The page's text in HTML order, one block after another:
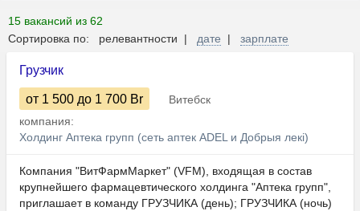
15 вакансий из 62
Сортировка по: релевантности | дате | зарплате
Грузчик
от 1 500 до 1 700 Br
Витебск
компания:
Холдинг Аптека групп (сеть аптек ADEL и Добрыя лекi)
Компания "ВитФармМаркет" (VFM), входящая в состав
крупнейшего фармацевтического холдинга "Аптека групп",
приглашает в команду ГРУЗЧИКА (день); ГРУЗЧИКА (ночь)